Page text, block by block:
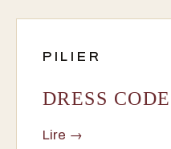
PILIER
DRESS
Lire →